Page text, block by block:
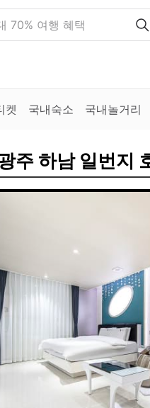
70% 여행 혜택
켓 국내숙소 국내놀거리
주 하남 일번지